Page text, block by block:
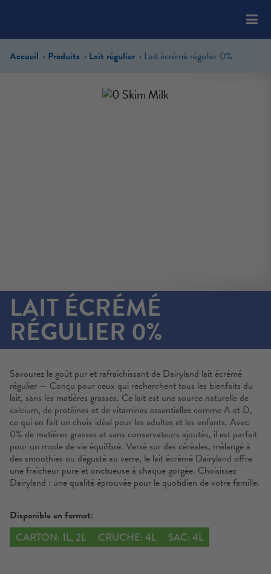
includes
Accueil Produits Lait régulier Lait écrémé régulier 0%
LAIT ÉCRÉMÉ
RÉGULIER 0%
Savourez le goût pur et rafraîchissant de Dairyland lait écrémé
régulier — Conçu pour ceux qui recherchent tous les bienfaits du
lait, sans les matières grasses. Ce lait est une source naturelle de
calcium, de protéines et de vitamines essentielles comme A et D,
ce qui en fait un choix idéal pour les adultes et les enfants. Avec
0% de matières grasses et sans conservateurs ajoutés, il est parfait
pour un mode de vie équilibré. Versé sur des céréales, mélangé à
des smoothies ou dégusté au verre, le lait écrémé Dairyland offre
une fraîcheur pure et onctueuse à chaque gorgée. Choisissez
Dairyland : une qualité éprouvée pour le quotidien de votre famille.
Disponible en format:
CARTON: 1L, 2L
CRUCHE: 4L SAC: 4L